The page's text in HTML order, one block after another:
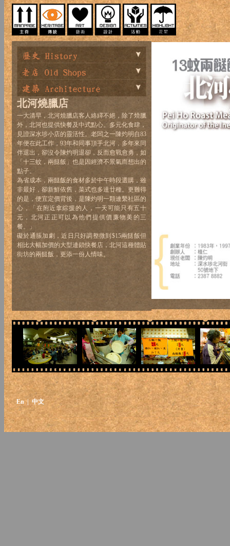
北河燒臘店
一大清早，北河燒臘店客人絡繹不絕，除了燒臘
外，北河也提供快餐及中式點心。多元化食肆，
見證深水埗小店的靈活性。老闆之一陳灼明自83
年便在此工作，93年和同事頂手北河，多年來同
伴退出，卻沒令陳灼明退卻，反而愈戰愈勇，如
「十三蚊，兩餸飯」也是因經濟不景氣而想出的
點子。
為省成本，兩餸飯的食材多於中午時段選購，雖
非最好，卻新鮮依舊，菜式也多達廿種。更難得
的是，便宜定價背後，是陳灼明一顆連繫社區的
心，「在附近拿綜援的人，一天可能只有五十
元，北河正正可以為他們提供價廉物美的三
餐。」
礙於通脹加劇，近日只好調整微到$15兩餸飯但
相比大幅加價的大型連鎖快餐店，北河這種體貼
街坊的兩餸飯，更添一份人情味。
En | 中文